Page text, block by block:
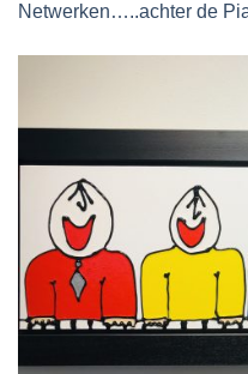
Netwerken…..achter de